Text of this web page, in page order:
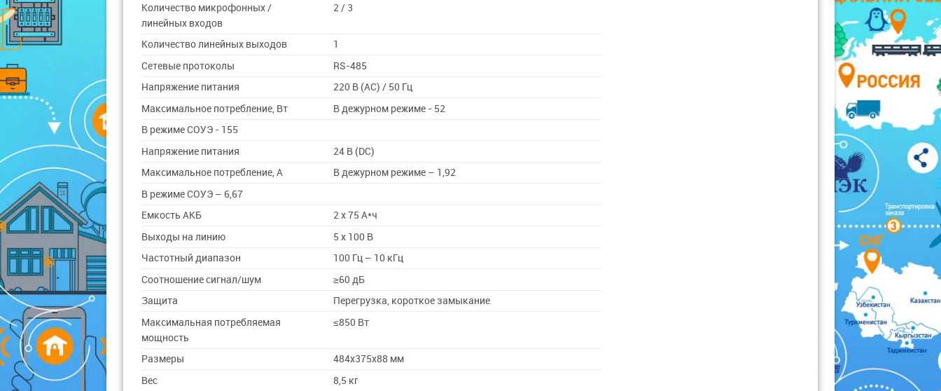
Количество микрофонных /
линейных входов
2 / 3
Количество линейных выходов
1
Сетевые протоколы
RS-485
Напряжение питания
220 В (AC) / 50 Гц
Максимальное потребление, Вт
В дежурном режиме - 52
В режиме СОУЭ - 155
Напряжение питания
24 В (DC)
Максимальное потребление, А
В дежурном режиме – 1,92
В режиме СОУЭ – 6,67
Емкость АКБ
2 х 75 А*ч
Выходы на линию
5 x 100 В
Частотный диапазон
100 Гц – 10 кГц
Соотношение сигнал/шум
≥60 дБ
Защита
Перегрузка, короткое замыкание
Максимальная потребляемая
мощность
≤850 Вт
Размеры
484х375х88 мм
Вес
8,5 кг